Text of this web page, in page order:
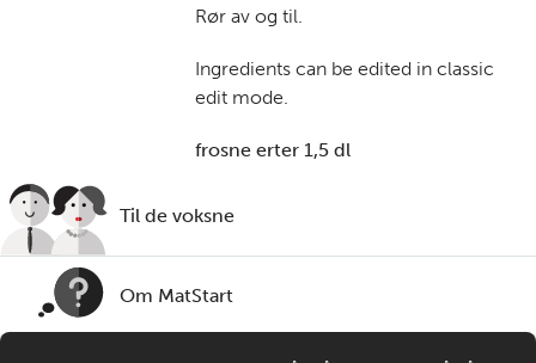
Rør av og til.
Ingredients can be edited in classic
edit mode.
frosne erter 1,5 dl
Til de voksne
Om MatStart